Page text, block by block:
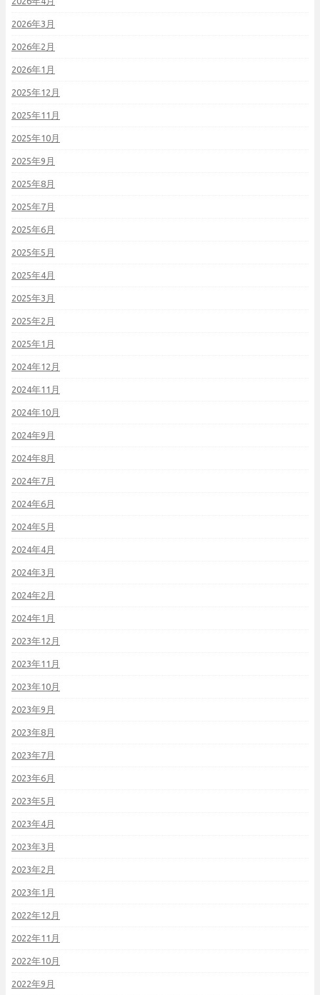
2026年3月
2026年2月
2026年1月
2025年12月
2025年11月
2025年10月
2025年9月
2025年8月
2025年7月
2025年6月
2025年5月
2025年4月
2025年3月
2025年2月
2025年1月
2024年12月
2024年11月
2024年10月
2024年9月
2024年8月
2024年7月
2024年6月
2024年5月
2024年4月
2024年3月
2024年2月
2024年1月
2023年12月
2023年11月
2023年10月
2023年9月
2023年8月
2023年7月
2023年6月
2023年5月
2023年4月
2023年3月
2023年2月
2023年1月
2022年12月
2022年11月
2022年10月
2022年9月